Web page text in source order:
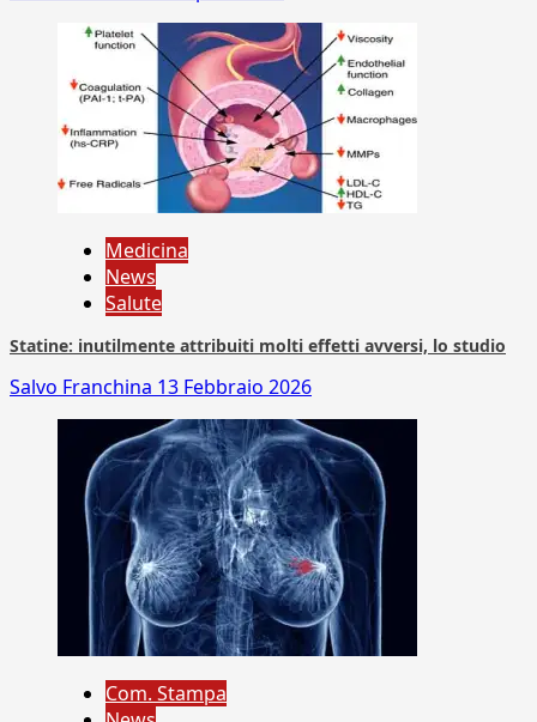
Medicina
News
Salute
Statine: inutilmente attribuiti molti effetti avversi, lo studio
Salvo Franchina 13 Febbraio 2026
Com. Stampa